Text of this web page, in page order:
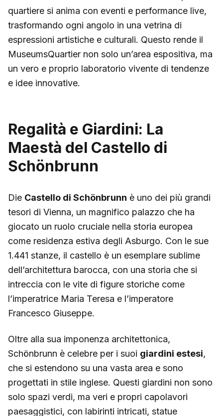
quartiere si anima con eventi e performance live,
trasformando ogni angolo in una vetrina di
espressioni artistiche e culturali. Questo rende il
MuseumsQuartier non solo un’area espositiva, ma
un vero e proprio laboratorio vivente di tendenze
e idee innovative.
Regalità e Giardini: La
Maestà del Castello di
Schönbrunn
Die Castello di Schönbrunn è uno dei più grandi
tesori di Vienna, un magnifico palazzo che ha
giocato un ruolo cruciale nella storia europea
come residenza estiva degli Asburgo. Con le sue
1.441 stanze, il castello è un esemplare sublime
dell’architettura barocca, con una storia che si
intreccia con le vite di figure storiche come
l’imperatrice Maria Teresa e l’imperatore
Francesco Giuseppe.
Oltre alla sua imponenza architettonica,
Schönbrunn è celebre per i suoi giardini estesi,
che si estendono su una vasta area e sono
progettati in stile inglese. Questi giardini non sono
solo spazi verdi, ma veri e propri capolavori
paesaggistici, con labirinti intricati, statue